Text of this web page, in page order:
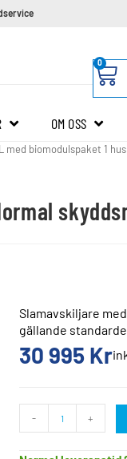
0
OM OSS
med biomodulspaket 1
Slamavskiljare
gällande
30 995 Kr
- +